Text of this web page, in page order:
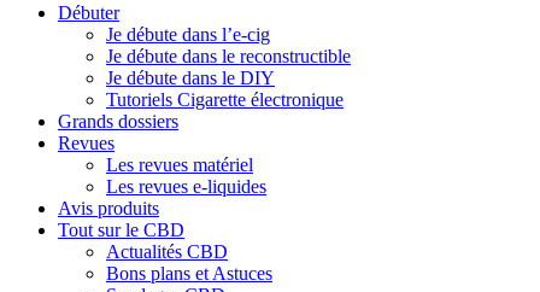
Débuter
Je débute dans l’e-cig
Je débute dans le reconstructible
Je débute dans le DIY
Tutoriels Cigarette électronique
Grands dossiers
Revues
Les revues matériel
Les revues e-liquides
Avis produits
Tout sur le CBD
Actualités CBD
Bons plans et Astuces